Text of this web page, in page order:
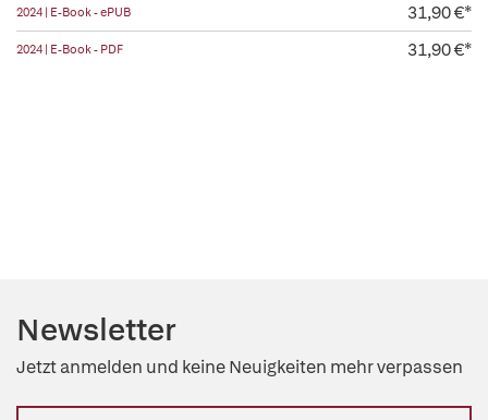
2024 | E-Book - ePUB 31,90 €*
2024 | E-Book - PDF 31,90 €*
Newsletter
Jetzt anmelden und keine Neuigkeiten mehr verpassen